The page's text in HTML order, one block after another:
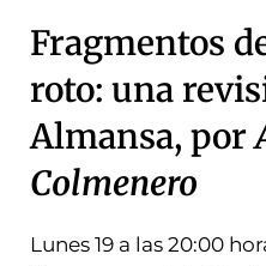
Fragmentos
roto: una
Almansa, por
Colmenero
Lunes 19 a las 20:00